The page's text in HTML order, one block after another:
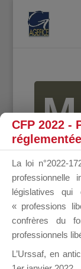
CFP 2022 -
La loi n°2022-
professionnelle
législatives qui
« professions
confrères du
professionnels
L’Urssaf, en